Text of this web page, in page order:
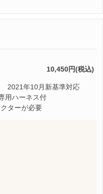
10,450円(税込)
2021年10月新基準対応
用ハーネス付
ターが必要